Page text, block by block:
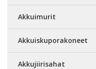
Akkuimurit
Akkuiskuporakoneet
Akkujiirisahat